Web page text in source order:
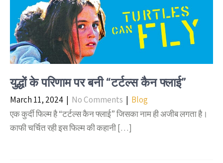
युद्धों के परिणाम पर बनी “टर्टल्स कैन फ्लाई”
March 11, 2024 | No Comments | Blog
एक कुर्दी फिल्म है “टर्टल्स कैन फ्लाई” जिसका नाम ही अजीब लगता है।
काफी चर्चित रही इस फिल्म की कहानी […]